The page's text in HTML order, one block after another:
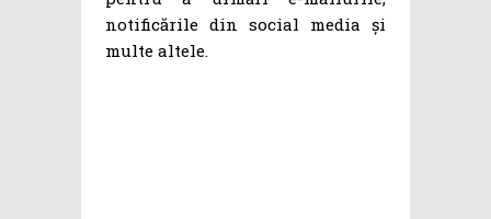
notificările din social media și
multe altele.